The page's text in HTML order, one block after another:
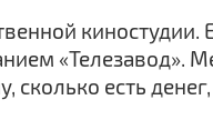
«Телезавод».
сколько есть